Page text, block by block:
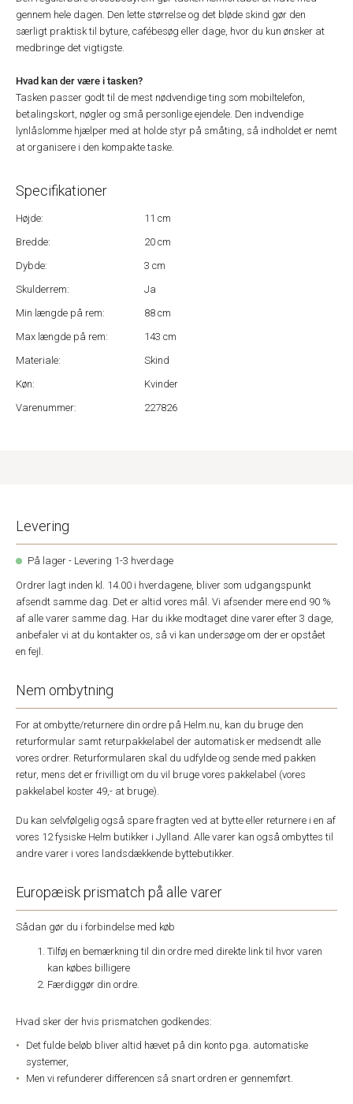
gennem hele dagen. Den lette størrelse og det bløde skind gør den
særligt praktisk til byture, cafébesøg eller dage, hvor du kun ønsker at
medbringe det vigtigste.
Hvad kan der være i tasken?
Tasken passer godt til de mest nødvendige ting som mobiltelefon,
betalingskort, nøgler og små personlige ejendele. Den indvendige
lynlåslomme hjælper med at holde styr på småting, så indholdet er nemt
at organisere i den kompakte taske.
Specifikationer
Højde:
11 cm
Bredde:
20 cm
Dybde:
3 cm
Skulderrem:
Ja
Min længde på rem:
88 cm
Max længde på rem:
143 cm
Materiale:
Skind
Køn:
Kvinder
Varenummer:
227826
Levering
På lager - Levering 1-3 hverdage
Ordrer lagt inden kl. 14.00 i hverdagene, bliver som udgangspunkt
afsendt samme dag. Det er altid vores mål. Vi afsender mere end 90 %
af alle varer samme dag. Har du ikke modtaget dine varer efter 3 dage,
anbefaler vi at du kontakter os, så vi kan undersøge om der er opstået
en fejl.
Nem ombytning
For at ombytte/returnere din ordre på Helm.nu, kan du bruge den
returformular samt returpakkelabel der automatisk er medsendt alle
vores ordrer. Returformularen skal du udfylde og sende med pakken
retur, mens det er frivilligt om du vil bruge vores pakkelabel (vores
pakkelabel koster 49,- at bruge).
Du kan selvfølgelig også spare fragten ved at bytte eller returnere i en af
vores 12 fysiske Helm butikker i Jylland. Alle varer kan også ombyttes til
andre varer i vores landsdækkende byttebutikker.
Europæisk prismatch på alle varer
Sådan gør du i forbindelse med køb
Tilføj en bemærkning til din ordre med direkte link til hvor varen
kan købes billigere
Færdiggør din ordre.
Hvad sker der hvis prismatchen godkendes:
Det fulde beløb bliver altid hævet på din konto pga. automatiske
systemer,
Men vi refunderer differencen så snart ordren er gennemført.